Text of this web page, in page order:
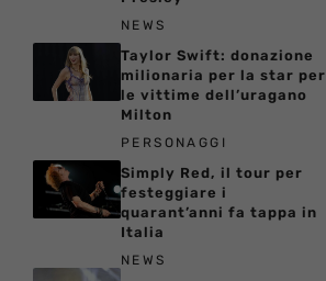
NEWS
Taylor Swift: donazione
milionaria per la star per
le vittime dell’uragano
Milton
PERSONAGGI
Simply Red, il tour per
festeggiare i
quarant’anni fa tappa in
Italia
NEWS